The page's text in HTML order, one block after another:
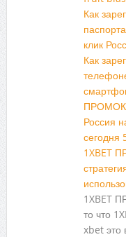
Как
клик
Как
Россия
сегодня
1XBET
1XBET
то что
xbet это